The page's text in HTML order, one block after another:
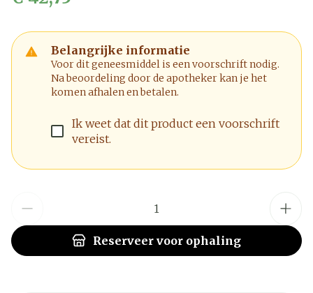
Belangrijke informatie
Voor dit geneesmiddel is een voorschrift nodig.
Na beoordeling door de apotheker kan je het
komen afhalen en betalen.
Ik weet dat dit product een voorschrift
vereist.
Reserveer voor ophaling